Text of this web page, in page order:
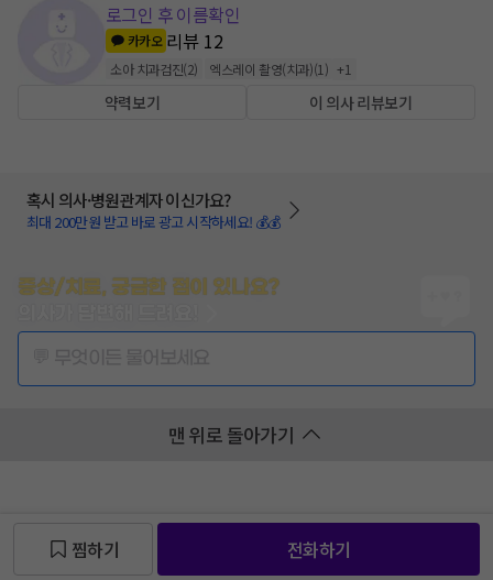
로그인 후 이름확인
카카오 리뷰 12
소아 치과검진(2) 엑스레이 촬영(치과)(1 ) +1
약력보기 이 의사 리뷰보기
혹시 의사·병원관계자 이신가요?
최대 200만원 받고 바로 광고 시작하세요! 💰💰
증상/치료, 궁금한 점이 있나요?
맨 위로 돌아가기
찜하기 전화하기